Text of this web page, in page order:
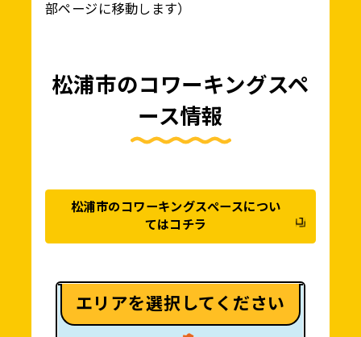
部ページに移動します）
松浦市のコワーキングスペ
ース情報
松浦市のコワーキングスペースについ
てはコチラ
エリアを選択してください